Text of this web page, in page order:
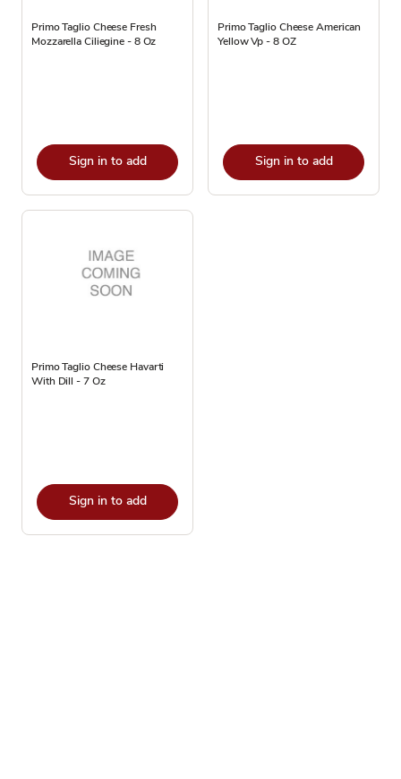
Primo Taglio Cheese Fresh
Mozzarella Ciliegine - 8 Oz
Sign in to add
Primo Taglio Cheese American
Yellow Vp - 8 OZ
Sign in to add
Primo Taglio Cheese Havarti
With Dill - 7 Oz
Sign in to add